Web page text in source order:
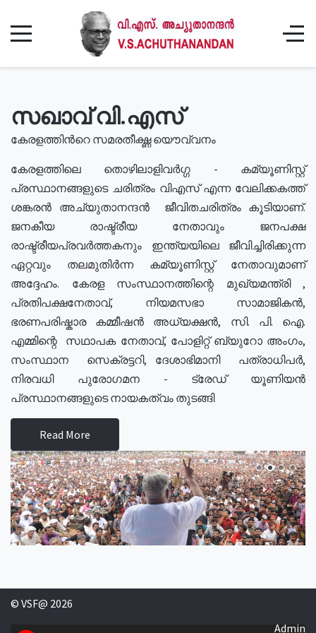
സഖാവ് വി.എസ്
കേരളത്തിൻറെ സമരതീക്ഷ്ണ യൌവ്വനം
കേരളത്തിലെ തൊഴിലാളിവർഗ്ഗ - കമ്യൂണിസ്റ്റ്
പ്രസ്ഥാനങ്ങളുടെ ചരിത്രം വിഎസ് എന്ന വേലിക്കകത്ത്
ശങ്കരൻ അച്യുതാനന്ദൻ ജീവിതചരിത്രം കൂടിയാണ്.
ജനകീയ രാഷ്ട്രീയ നേതാവും ജനപക്ഷ
രാഷ്ട്രീയപ്രവർത്തകനും ഇന്ത്യയിലെ ജീവിച്ചിരിക്കുന്ന
ഏറ്റവും തലമുതിർന്ന കമ്യൂണിസ്റ്റ് നേതാവുമാണ്
അദ്ദേഹം. കേരള സംസ്ഥാനത്തിന്റെ മുഖ്യമന്ത്രി ,
പ്രതിപക്ഷനേതാവ്, നിയമസഭാ സാമാജികൻ,
ഭരണപരിഷ്കാര കമ്മീഷൻ അധ്യക്ഷൻ, സി. പി. ഐ.
എമ്മിന്റെ സഥാപക നേതാവ്, പോളിറ്റ് ബ്യുറോ അംഗം,
സംസ്ഥാന സെക്രട്ടറി, ദേശാഭിമാനി പത്രാധിപർ,
നിരവധി പുരോഗമന - ട്രേഡ് യൂണിയൻ
പ്രസ്ഥാനങ്ങളുടെ നായകത്വം തുടങ്ങി
Read More
© VSF@ 2026
Admin